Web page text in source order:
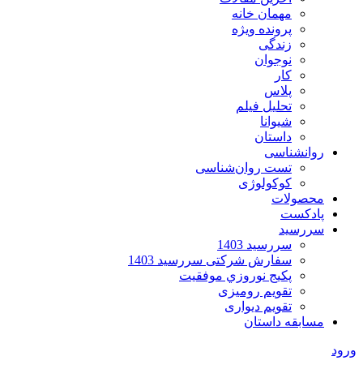
مهمان خانه
پرونده ویژه
زندگی
نوجوان
کار
پلاس
تحلیل فیلم
شیوانا
داستان
روانشناسی
تست روان‌شناسی
کوکولوژی
محصولات
پادکست
سررسید
سررسید 1403
سفارش شرکتی سررسید 1403
پکيج نوروزي موفقيت
تقویم رومیزی
تقویم دیواری
مسابقه داستان
ورود